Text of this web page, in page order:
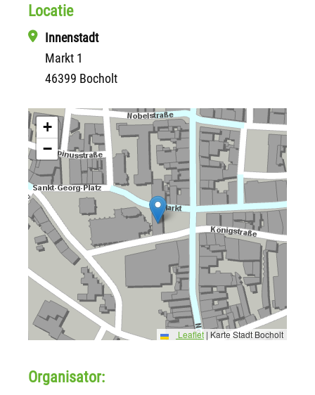
Locatie
Innenstadt
Markt 1
46399 Bocholt
+
−
Leaflet | Karte Stadt Bocholt
Organisator: